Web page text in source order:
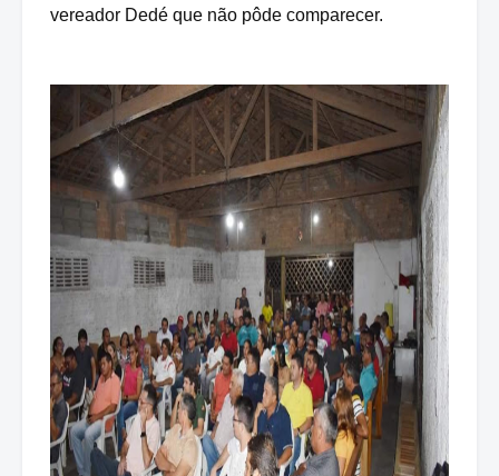
vereador Dedé que não pôde comparecer.